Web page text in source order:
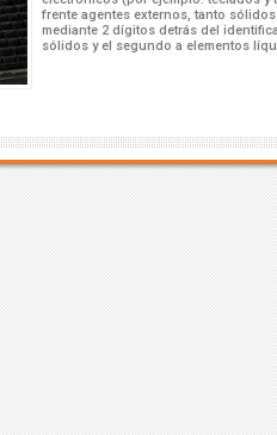
frente agentes externos, tanto
mediante 2 dígitos detrás del
sólidos y el segundo a elementos